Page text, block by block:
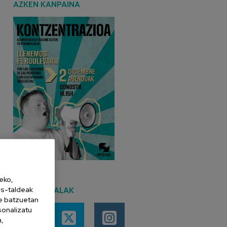
AZKEN KANPAINA
SARE SOZIALAK
taldeak
batzuetan